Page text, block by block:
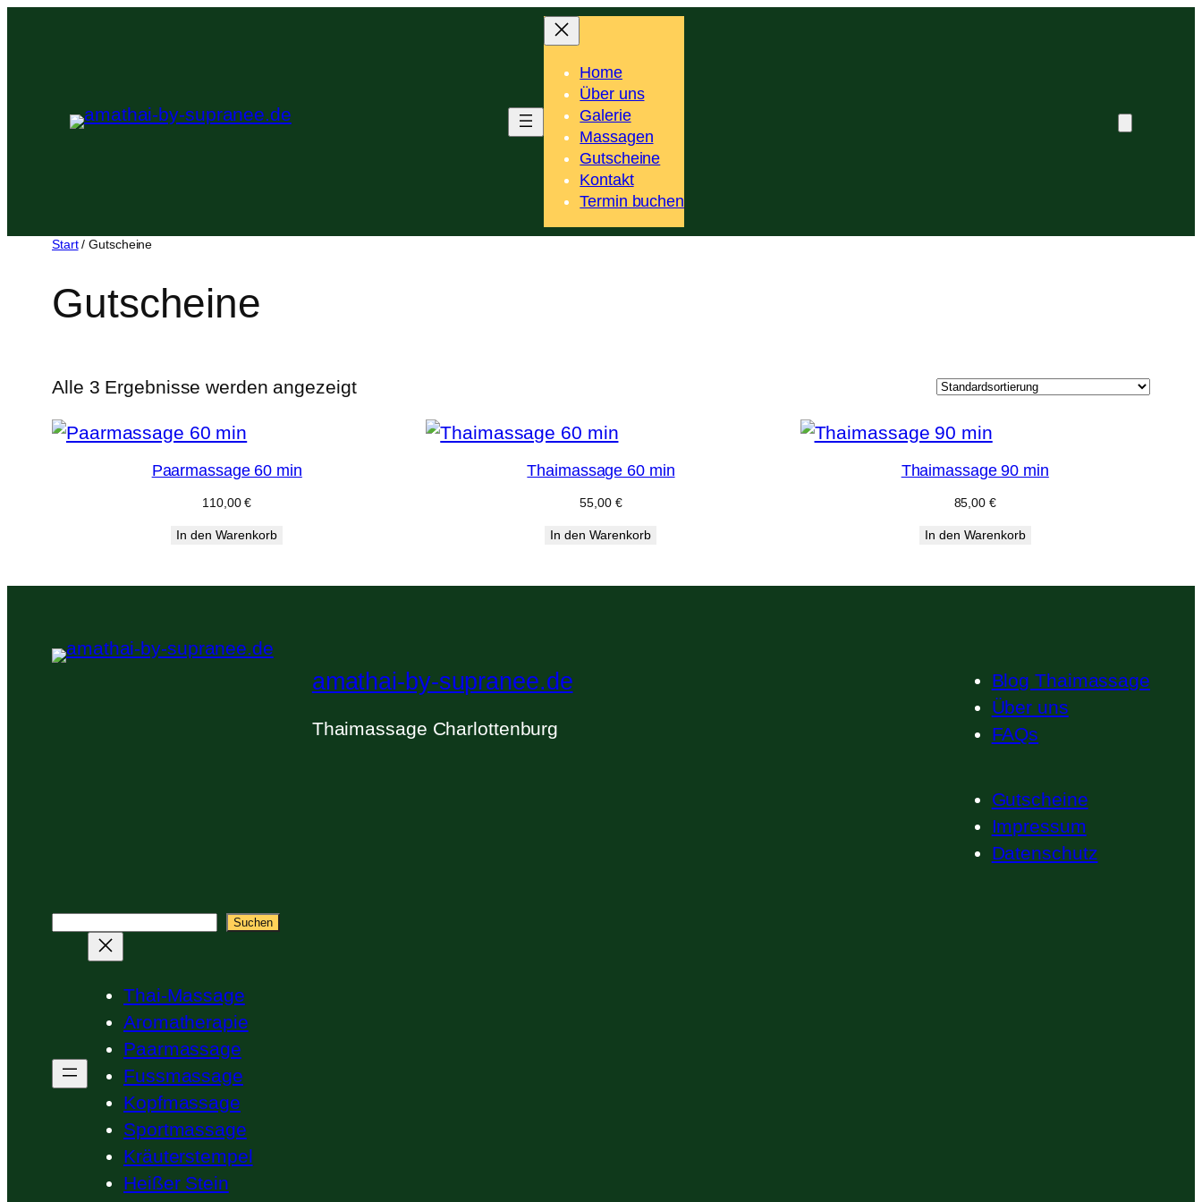
Home
Über uns
Galerie
Massagen
Gutscheine
Kontakt
Termin buchen
Start/ Gutscheine
Gutscheine
Alle 3 Ergebnisse werden angezeigt
Paarmassage 60 min
110,00€
In den Warenkorb
Thaimassage 60 min
55,00 €
In den Warenkorb
Thaimassage 90 min
85,00 €
In den Warenkorb
amathai-by-supranee.de
Thaimassage Charlottenburg
Blog Thaimassage
Über uns
FAQs
Gutscheine
Impressum
Datenschutz
Suchen
Thai-Massage
Aromatherapie
Paarmassage
Fussmassage
Kopfmassage
Sportmassage
Kräuterstempel
Heißer Stein